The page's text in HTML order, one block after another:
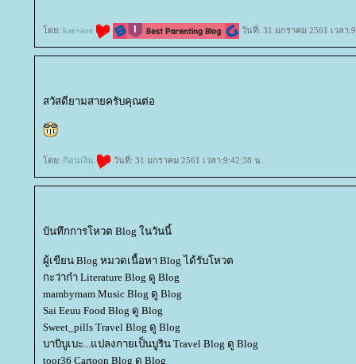
ดย: kae+aoe วันที่: 31 มกราคม 2561 เวลา
สวัสดียามสายครับคุณต่อ
ดย: ก้อนเงิน วันที่: 31 มกราคม 2561 เวลา:9:42:38 น.
บันทึกการโหวต Blog ในวันนี้
ผู้เขียน Blog หมวดเนื้อหา Blog ได้รับโหวต
กะว่าก๋า Literature Blog ดู Blog
mambymam Music Blog ดู Blog
Sai Eeuu Food Blog ดู Blog
Sweet_pills Travel Blog ดู Blog
บาบิบูเบะ...แปลงกายเป็นบูริน Travel Blog ดู Blog
toor36 Cartoon Blog ดู Blog